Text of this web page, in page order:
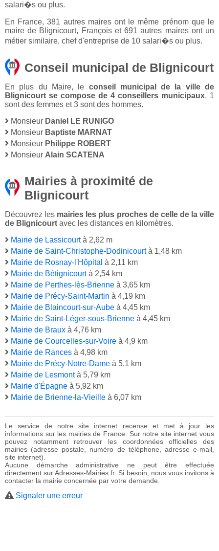
salari�s ou plus.
En France, 381 autres maires ont le même prénom que le
maire de Blignicourt, François et 691 autres maires ont un
métier similaire, chef d'entreprise de 10 salari�s ou plus.
Conseil municipal de Blignicourt
En plus du Maire, le conseil municipal de la ville de
Blignicourt se compose de 4 conseillers municipaux. 1
sont des femmes et 3 sont des hommes.
Monsieur Daniel LE RUNIGO
Monsieur Baptiste MARNAT
Monsieur Philippe ROBERT
Monsieur Alain SCATENA
Mairies à proximité de
Blignicourt
Découvrez les mairies les plus proches de celle de la ville
de Blignicourt avec les distances en kilomètres.
Mairie de Lassicourtà 2,62 m
Mairie de Saint-Christophe-Dodinicourtà 1,48 km
Mairie de Rosnay-l'Hôpital à 2,11 km
Mairie de Bétignicourtà 2,54 km
Mairie de Perthes-lès-Brienne à 3,65 km
Mairie de Précy-Saint-Martin à 4,19 km
Mairie de Blaincourt-sur-Aube à 4,45 km
Mairie de Saint-Léger-sous-Brienne à 4,45 km
Mairie de Braux à 4,76 km
Mairie de Courcelles-sur-Voire à 4,9 km
Mairie de Rances à 4,98 km
Mairie de Précy-Notre-Dame à 5,1 km
Mairie de Lesmontà 5,79 km
Mairie d'Épagne à 5,92 km
Mairie de Brienne-la-Vieille à 6,07 km
Le service de notre site internet recense et met à jour les
informations sur les mairies de France. Sur notre site internet vous
pouvez notamment retrouver les coordonnées officielles des
mairies (adresse postale, numéro de téléphone, adresse e-mail,
site internet).
Aucune démarche administrative ne peut être effectuée
directement sur Adresses-Mairies.fr. Si besoin, nous vous invitons à
contacter la mairie concernée par votre demande.
Signaler une erreur